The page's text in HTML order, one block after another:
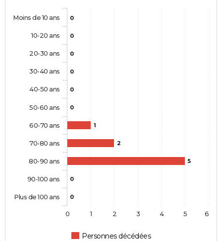
0
0
0
0
0
0
1
2
5
0
0
Personnes décédées
Moins de 10 ans
10-20 ans
20-30 ans
30-40 ans
40-50 ans
50-60 ans
60-70 ans
70-80 ans
80-90 ans
90-100 ans
Plus de 100 ans
0 1 2 3 4 5 6